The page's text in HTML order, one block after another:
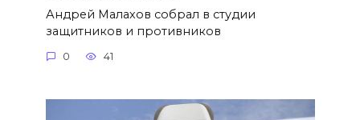
Андрей Малахов собрал в студии
защитников и противников
0 41